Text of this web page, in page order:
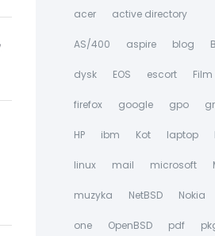
acer active directory
AS/400 aspire blog
dysk EOS escort Film
firefox google gpo
HP ibm Kot laptop
linux mail microsoft
muzyka NetBSD Nokia
one OpenBSD pdf